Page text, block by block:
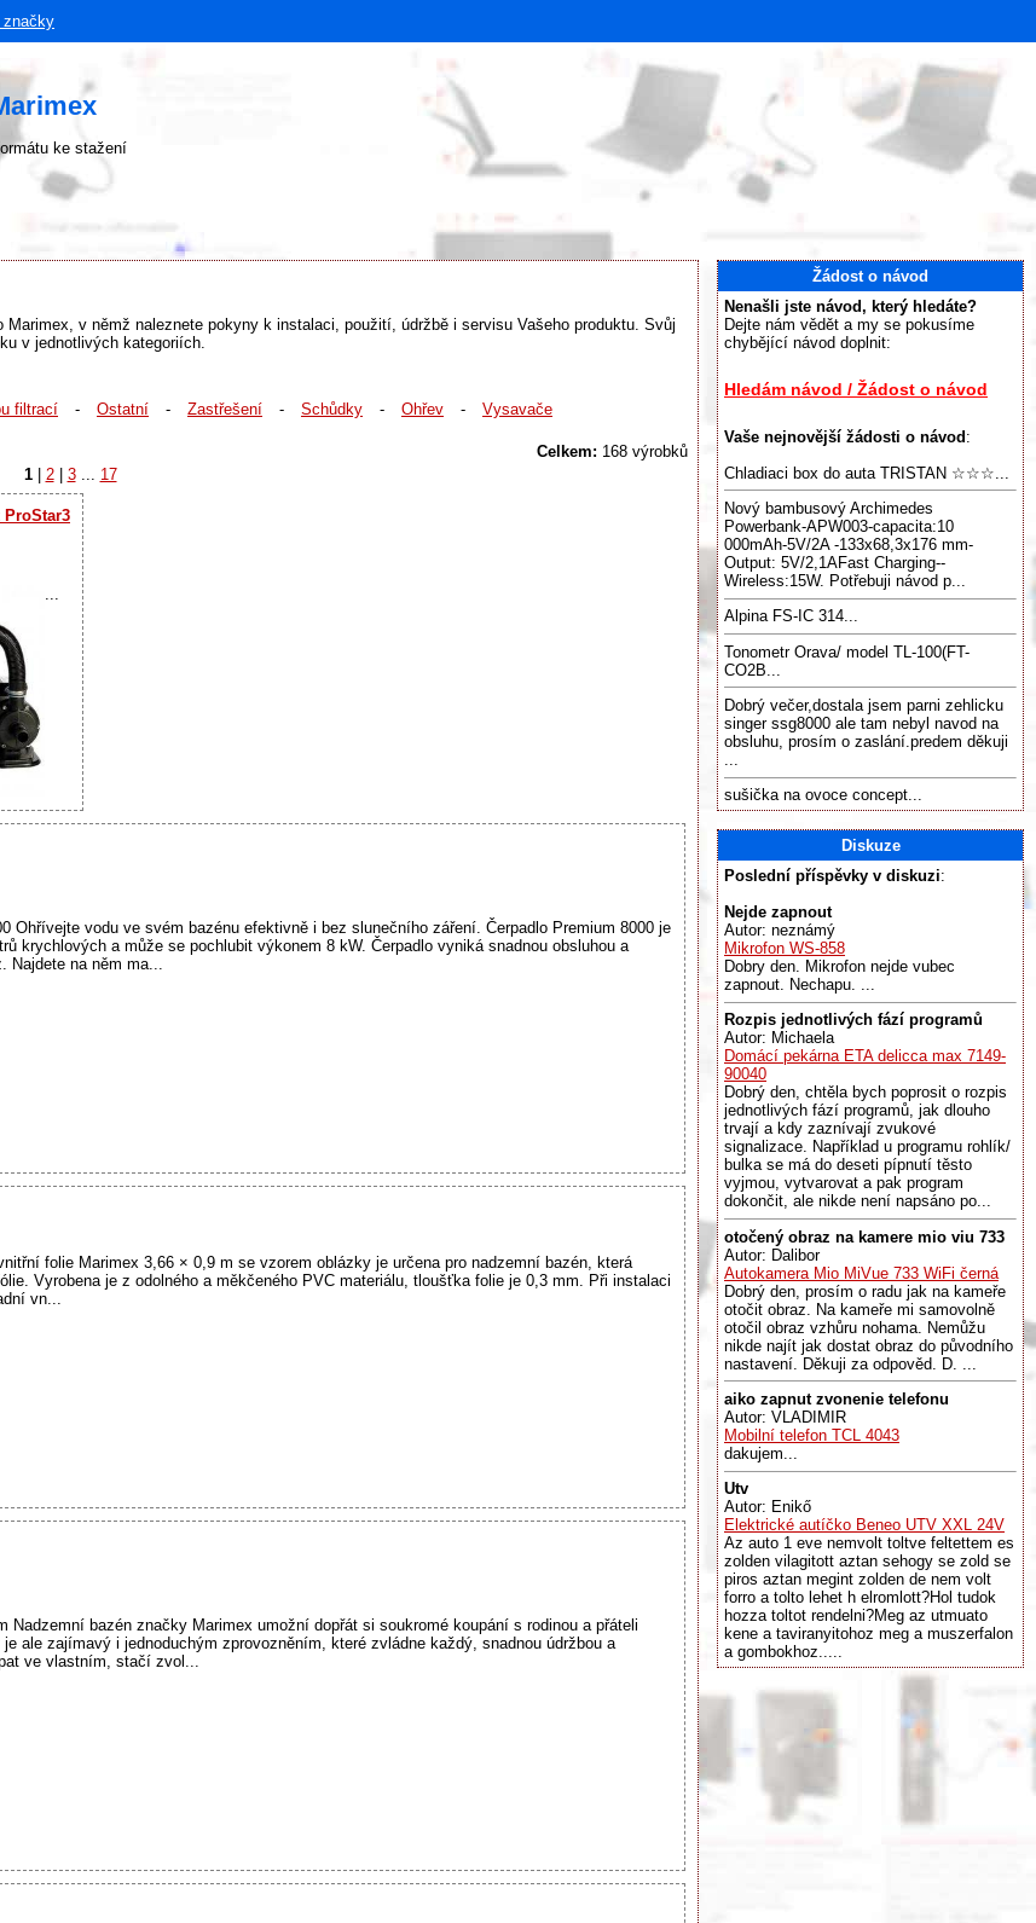
značky
ke stažení
v němž naleznete pokyny k instalaci, použití, údržbě i servisu Vašeho produktu. Svůj
v jednotlivých kategoriích.
filtrací - Ostatní - Zastřešení - Schůdky - Ohřev - Vysavače
Celkem: 168 výrobků
1 | 2 | 3 17
ProStar3
Ohřívejte vodu ve svém bazénu efektivně i bez slunečního záření. Čerpadlo Premium 8000 je
krychlových a může se pochlubit výkonem 8 kW. Čerpadlo vyniká snadnou obsluhou a
na něm ma...
folie Marimex 3,66 × 0,9 m se vzorem oblázky je určena pro nadzemní bazén, která
Vyrobena je z odolného a měkčeného PVC materiálu, tloušťka folie je 0,3 mm. Při instalaci
vn...
Nadzemní bazén značky Marimex umožní dopřát si soukromé koupání s rodinou a přáteli
ale zajímavý i jednoduchým zprovozněním, které zvládne každý, snadnou údržbou a
ve vlastním, stačí zvol...
Žádost o návod
Nenašli jste návod, který hledáte?
Dejte nám vědět a my se pokusíme
chybějící návod doplnit:
Hledám návod / Žádost o návod
Vaše nejnovější žádosti o návod :
Chladiaci box do auta TRISTAN ☆☆☆...
Nový bambusový Archimedes
Powerbank-APW003-capacita:10
000mAh-5V/2A -133x68,3x176 mm-
Output: 5V/2,1AFast Charging--
Wireless:15W. Potřebuji návod p...
Alpina FS-IC 314...
Tonometr Orava/ model TL-100(FT-
CO2B...
Dobrý večer,dostala jsem parni zehlicku
singer ssg8000 ale tam nebyl navod na
obsluhu, prosím o zaslání.predem děkuji
...
sušička na ovoce concept...
Diskuze
Poslední příspěvky v diskuzi:
Nejde zapnout
Autor: neznámý
Mikrofon WS-858
Dobry den. Mikrofon nejde vubec
zapnout. Nechapu. ...
Rozpis jednotlivých fází programů
Autor: Michaela
Domácí pekárna ETA delicca max 7149-
90040
Dobrý den, chtěla bych poprosit o rozpis
jednotlivých fází programů, jak dlouho
trvají a kdy zaznívají zvukové
signalizace. Například u programu rohlík/
bulka se má do deseti pípnutí těsto
vyjmou, vytvarovat a pak program
dokončit, ale nikde není napsáno po...
otočený obraz na kamere mio viu 733
Autor: Dalibor
Autokamera Mio MiVue 733 WiFi černá
Dobrý den, prosím o radu jak na kameře
otočit obraz. Na kameře mi samovolně
otočil obraz vzhůru nohama. Nemůžu
nikde najít jak dostat obraz do původního
nastavení. Děkuji za odpověd. D. ...
aiko zapnut zvonenie telefonu
Autor: VLADIMIR
Mobilní telefon TCL 4043
dakujem...
Utv
Autor: Enikő
Elektrické autíčko Beneo UTV XXL 24V
Az auto 1 eve nemvolt toltve feltettem es
zolden vilagitott aztan sehogy se zold se
piros aztan megint zolden de nem volt
forro a tolto lehet h elromlott?Hol tudok
hozza toltot rendelni?Meg az utmuato
kene a taviranyitohoz meg a muszerfalon
a gombokhoz.....